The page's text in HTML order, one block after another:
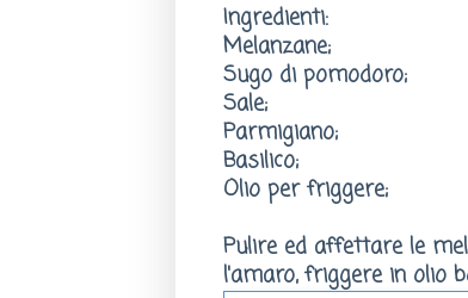
Ingredienti:
Melanzane;
Sugo di pomodoro;
Sale;
Parmigiano;
Basilico;
Olio per friggere;
Pulire ed affettare le
l'amaro, friggere in olio